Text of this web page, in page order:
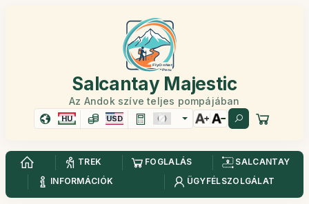
Salcantay Majestic
Az Andok szíve teljes pompájában
HU USD
TREK FOGLALÁS
SALCANTAY
INFORMÁCIÓK
ÜGYFÉLSZOLGÁLAT